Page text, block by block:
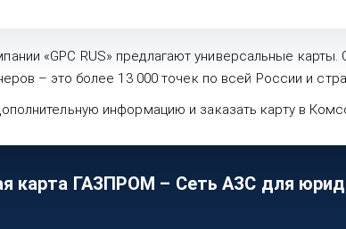
«GPC RUS» предлагают универсальные
– это более 13 000 точек по всей России и
информацию и заказать карту в
карта ГАЗПРОМ – Сеть АЗС для